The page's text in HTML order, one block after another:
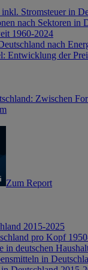
Stromsteuer in
nach Sektoren in
1960-2024
nach
Entwicklung der
Zwischen
Zum Report
2015-2025
pro Kopf
in deutschen
in